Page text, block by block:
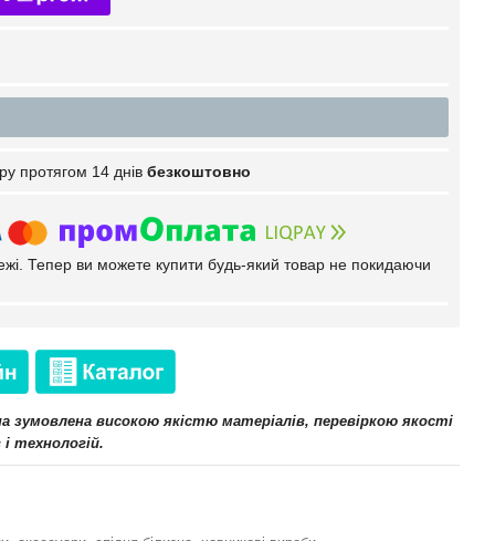
протягом 14 днів безкоштовно
Тепер ви можете купити будь-який товар не покидаючи
зумовлена високою якістю матеріалів, перевіркою якості
технологій.